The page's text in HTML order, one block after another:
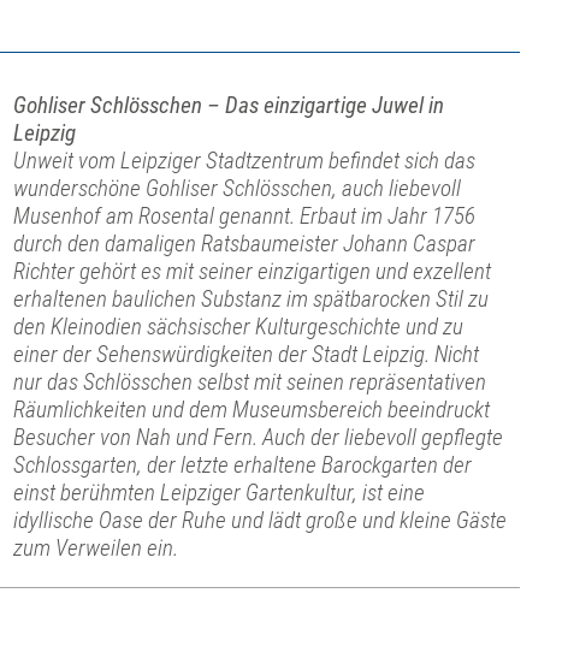
Gohliser Schlösschen – Das einzigartige Juwel in
Leipzig
Unweit vom Leipziger Stadtzentrum befindet sich das
wunderschöne Gohliser Schlösschen, auch liebevoll
Musenhof am Rosental genannt. Erbaut im Jahr 1756
durch den damaligen Ratsbaumeister Johann Caspar
Richter gehört es mit seiner einzigartigen und exzellent
erhaltenen baulichen Substanz im spätbarocken Stil zu
den Kleinodien sächsischer Kulturgeschichte und zu
einer der Sehenswürdigkeiten der Stadt Leipzig. Nicht
nur das Schlösschen selbst mit seinen repräsentativen
Räumlichkeiten und dem Museumsbereich beeindruckt
Besucher von Nah und Fern. Auch der liebevoll gepflegte
Schlossgarten, der letzte erhaltene Barockgarten der
einst berühmten Leipziger Gartenkultur, ist eine
idyllische Oase der Ruhe und lädt große und kleine Gäste
zum Verweilen ein.